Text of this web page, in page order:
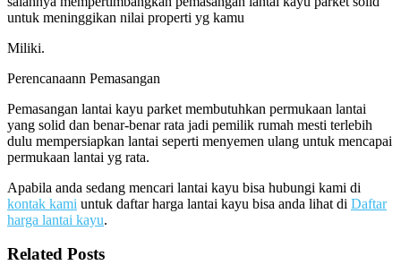
untuk meninggikan nilai properti yg kamu
Miliki.
Perencanaann Pemasangan
Pemasangan lantai kayu parket membutuhkan permukaan lantai
yang solid dan benar-benar rata jadi pemilik rumah mesti terlebih
dulu mempersiapkan lantai seperti menyemen ulang untuk mencapai
permukaan lantai yg rata.
Apabila anda sedang mencari lantai kayu bisa hubungi kami di
kontak kami untuk daftar harga lantai kayu bisa anda lihat di Daftar
harga lantai kayu.
Related Posts